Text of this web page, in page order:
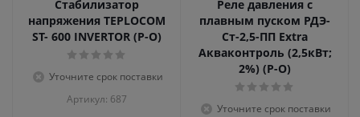
Стабилизатор
напряжения TEPLOCOM
ST- 600 INVERTOR (Р-О)
Уточните срок поставки
Артикул: 687
Реле давления с
плавным пуском РДЭ-
Ст-2,5-ПП Extra
Акваконтроль (2,5кВт;
2%) (Р-О)
Уточните срок поставки